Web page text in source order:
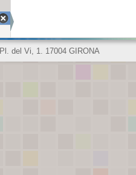
Pl. del Vi, 1. 17004 GIRONA